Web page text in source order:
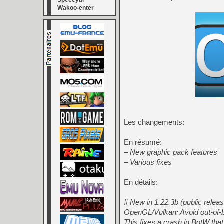
Wakoo-enter
Les changements:
En résumé:
– New graphic pack features
– Various fixes
En détails:
# New in 1.22.3b (public
OpenGL/Vulkan: Avoid out-
This fixes a crash in BotW